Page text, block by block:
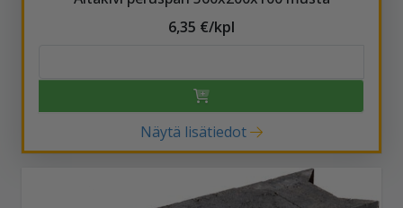
6,35 €/kpl
Näytä lisätiedot